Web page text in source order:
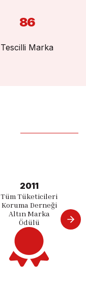
86
Tescilli Marka
2011
Tüm Tüketicileri
Koruma Derneği
Altın Marka
Ödülü